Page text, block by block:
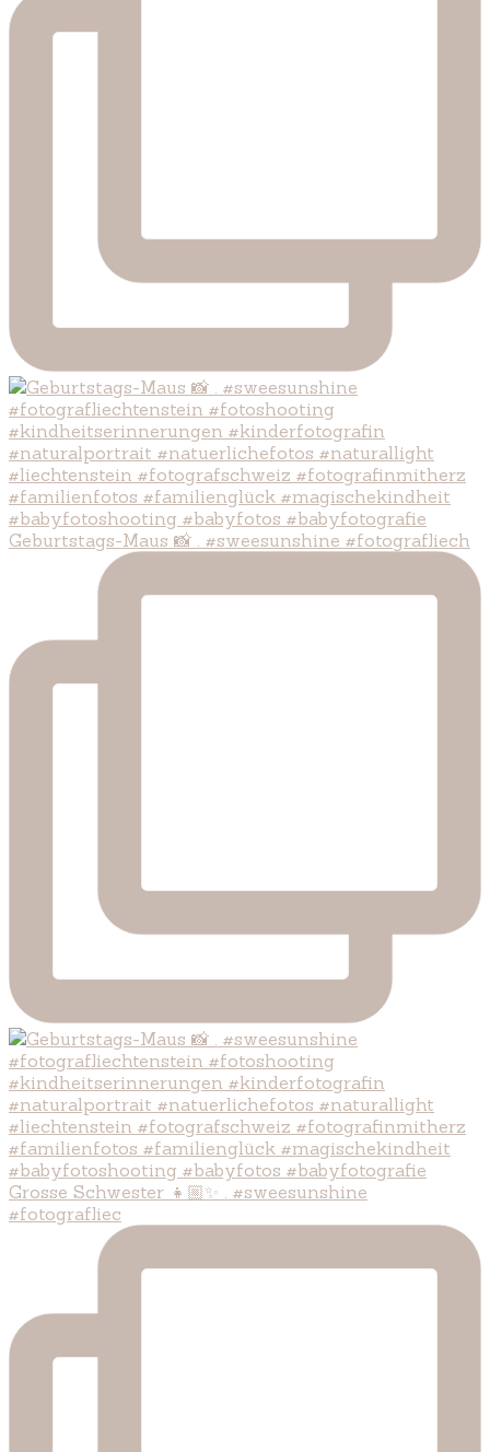
Geburtstags-Maus 📸 . #sweesunshine #fotografliech
Grosse Schwester 👧🏼✨ . #sweesunshine
#fotografliec